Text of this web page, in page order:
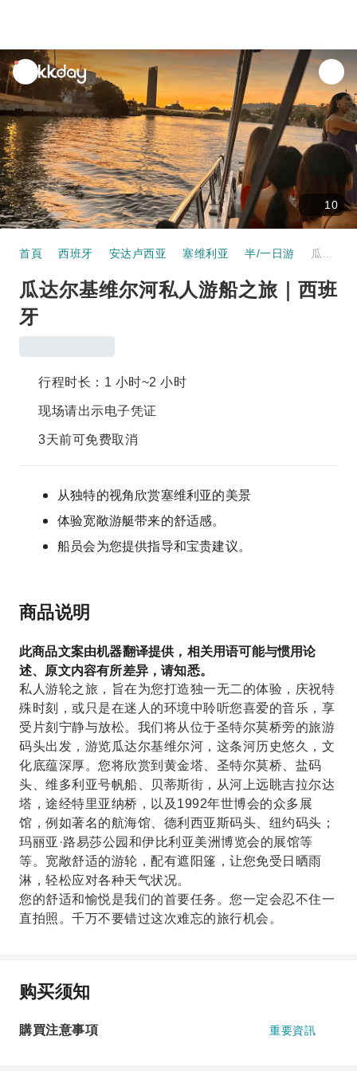
unread
notifications
10
首頁 西班牙 安达卢西亚 塞维利亚 半/一日游
瓜达尔基维尔河私人游船之旅｜西班
牙
行程时长：1 小时~2 小时
现场请出示电子凭证
3天前可免费取消
从独特的视角欣赏塞维利亚的美景
体验宽敞游艇带来的舒适感。
船员会为您提供指导和宝贵建议。
商品说明
此商品文案由机器翻译提供，相关用语可能与惯用论
述、原文内容有所差异，请知悉。
私人游轮之旅，旨在为您打造独一无二的体验，庆祝特
殊时刻，或只是在迷人的环境中聆听您喜爱的音乐，享
受片刻宁静与放松。我们将从位于圣特尔莫桥旁的旅游
码头出发，游览瓜达尔基维尔河，这条河历史悠久，文
化底蕴深厚。您将欣赏到黄金塔、圣特尔莫桥、盐码
头、维多利亚号帆船、贝蒂斯街，从河上远眺吉拉尔达
塔，途经特里亚纳桥，以及1992年世博会的众多展
馆，例如著名的航海馆、德利西亚斯码头、纽约码头；
玛丽亚·路易莎公园和伊比利亚美洲博览会的展馆等
等。宽敞舒适的游轮，配有遮阳篷，让您免受日晒雨
淋，轻松应对各种天气状况。
您的舒适和愉悦是我们的首要任务。您一定会忍不住一
直拍照。千万不要错过这次难忘的旅行机会。
购买须知
購買注意事項 重要資訊